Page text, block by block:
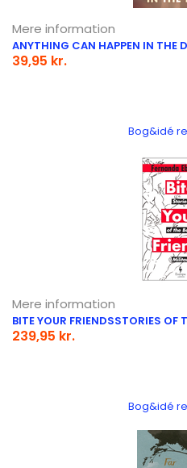
Mere information
ANYTHING CAN HAPPEN IN THE
39,95 kr.
Bog&idé
Mere information
BITE YOUR FRIENDSSTORIES OF
239,95 kr.
Bog&idé